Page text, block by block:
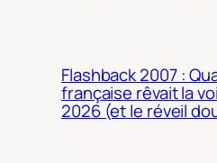
Flashback 2007 :
française rêvait la
2026 (et le réveil